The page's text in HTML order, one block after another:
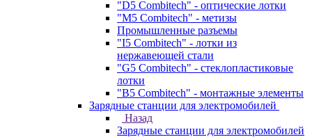
"D5 Combitech" - оптические лотки
"M5 Combitech" - метизы
Промышленные разъемы
"I5 Combitech" - лотки из
нержавеющей стали
"G5 Combitech" - стеклопластиковые
лотки
"B5 Combitech" - монтажные элементы
Зарядные станции для электромобилей
Назад
Зарядные станции для электромобилей